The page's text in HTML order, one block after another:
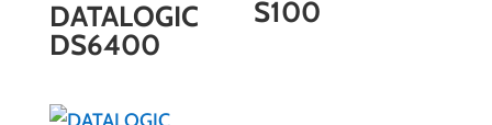
DATALOGIC
DS6400
S100